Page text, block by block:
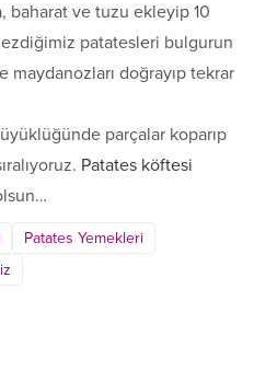
baharat ve tuzu ekleyip 10
patatesleri bulgurun
doğrayıp tekrar
parçalar koparıp
Patates köftesi
Patates Yemekleri